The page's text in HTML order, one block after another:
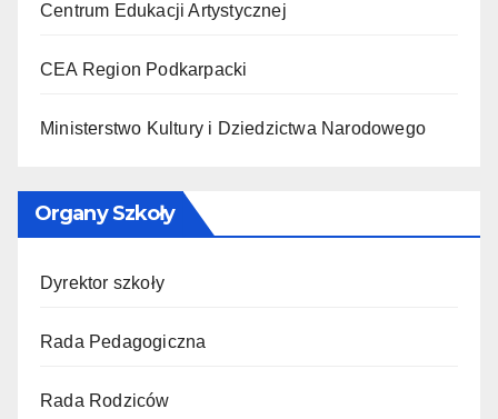
Centrum Edukacji Artystycznej
CEA Region Podkarpacki
Ministerstwo Kultury i Dziedzictwa Narodowego
Organy Szkoły
Dyrektor szkoły
Rada Pedagogiczna
Rada Rodziców